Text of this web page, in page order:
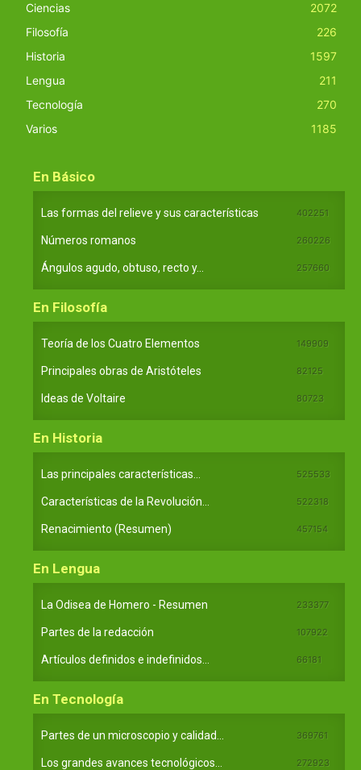
Ciencias
2072
Filosofía
226
Historia
1597
Lengua
211
Tecnología
270
Varios
1185
En Básico
Las formas del relieve y sus características 402251
Números romanos 260226
Ángulos agudo, obtuso, recto y... 257660
En Filosofía
Teoría de los Cuatro Elementos 149909
Principales obras de Aristóteles 82125
Ideas de Voltaire 80723
En Historia
Las principales características... 525533
Características de la Revolución... 522318
Renacimiento (Resumen) 457154
En Lengua
La Odisea de Homero - Resumen 233377
Partes de la redacción 107922
Artículos definidos e indefinidos... 66181
En Tecnología
Partes de un microscopio y calidad... 369761
Los grandes avances tecnológicos... 272923